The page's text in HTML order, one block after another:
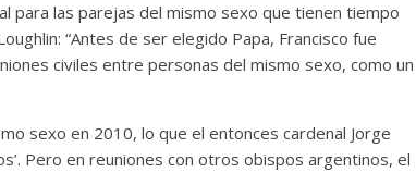
para las parejas del mismo sexo que tienen tiempo
“Antes de ser elegido Papa, Francisco fue
civiles entre personas del mismo sexo, como un
sexo en 2010, lo que el entonces cardenal Jorge
Pero en reuniones con otros obispos argentinos, el